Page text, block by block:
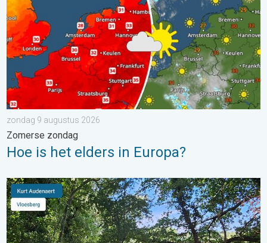
zondag 9 augustus 2026
Zomerse zondag
Hoe is het elders in Europa?
Stuur jouw weerfoto van de week!. Weer&Radar Uploader. . .